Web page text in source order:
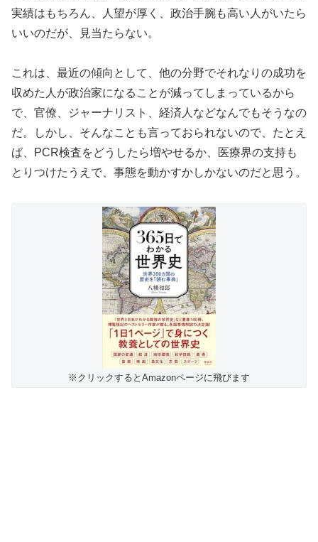
実績はもちろん、人望が厚く、政治手腕も高い人がいたら
いいのだが、見当たらない。
これは、最近の傾向として、他の分野でそれなりの成功を
収めた人が政治家になることが減ってしまっているから
で、官僚、ジャーナリスト、経済人などなんでもそうなの
だ。しかし、そんなことも言っておられないので、たとえ
ば、PCR検査をどうしたら増やせるか、医療界の支持も
とりつけたうえで、事態を動かすかしかないのだと思う。
※クリックするとAmazonページに飛びます